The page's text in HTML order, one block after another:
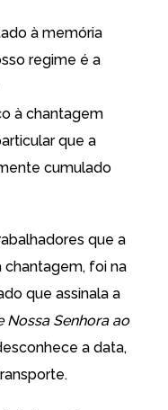
à memória
regime é a
à chantagem
que a
cumulado
que a
chantagem, foi na
que assinala a
Nossa Senhora ao
a data,